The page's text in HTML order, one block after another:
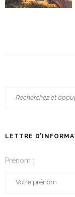
LETTRE
Prénom :